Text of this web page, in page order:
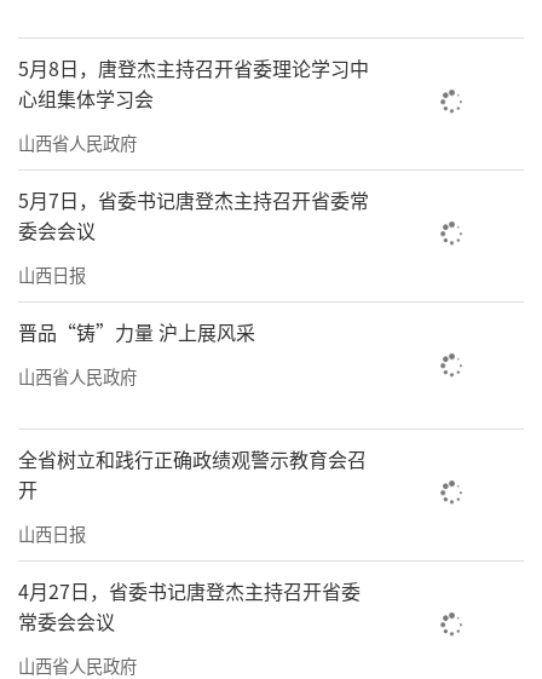
5月8日，唐登杰主持召开省委理论学习中
心组集体学习会
山西省人民政府
5月7日，省委书记唐登杰主持召开省委常
委会会议
山西日报
晋品“铸”力量 沪上展风采
山西省人民政府
全省树立和践行正确政绩观警示教育会召
开
山西日报
4月27日，省委书记唐登杰主持召开省委
常委会会议
山西省人民政府